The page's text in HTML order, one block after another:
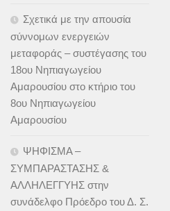
Σχετικά με την απουσία
σύννομων ενεργειών
μεταφοράς – συστέγασης του
18ου Νηπιαγωγείου
Αμαρουσίου στο κτήριο του
8ου Νηπιαγωγείου
Αμαρουσίου
ΨΗΦΙΣΜΑ –
ΣΥΜΠΑΡΑΣΤΑΣΗΣ &
ΑΛΛΗΛΕΓΓΥΗΣ στην
συνάδελφο Πρόεδρο του Δ. Σ.